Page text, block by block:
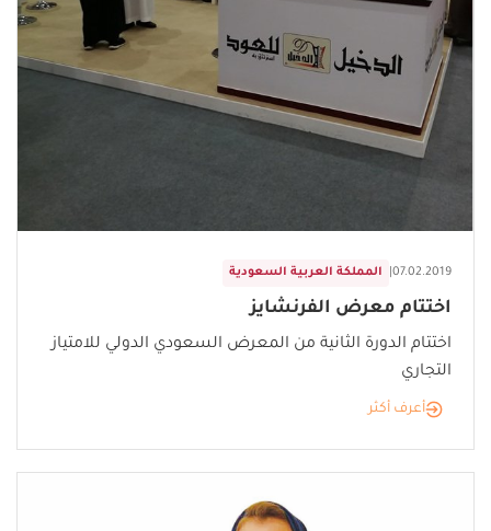
المملكة العربية السعودية 07.02.2019
اختتام معرض الفرنشايز
اختتام الدورة الثانية من المعرض السعودي الدولي للامتياز
التجاري
أعرف أكثر